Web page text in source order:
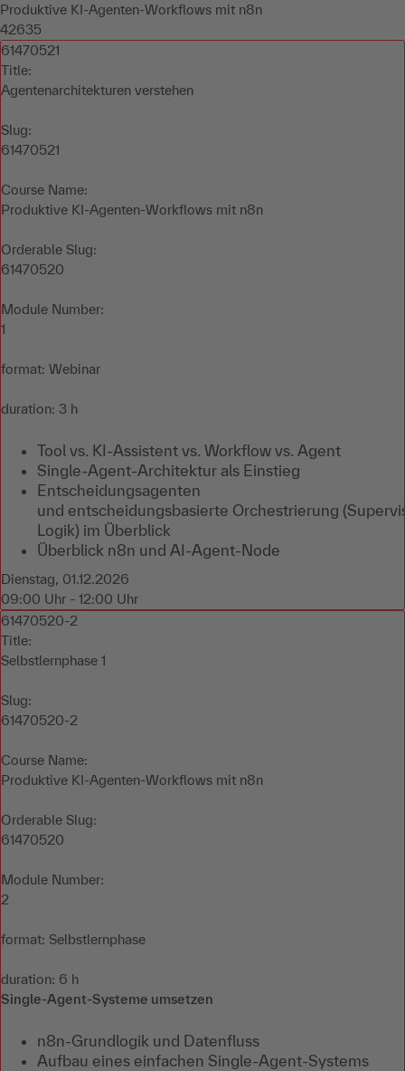
Produktive KI-Agenten-Workflows mit n8n
42635
61470521
Title:
Agentenarchitekturen verstehen
Slug:
61470521
Course Name:
Produktive KI-Agenten-Workflows mit n8n
Orderable Slug:
61470520
Module Number:
1
format: Webinar
duration: 3 h
Tool vs. KI-Assistent vs. Workflow vs. Agent
Single-Agent-Architektur als Einstieg
Entscheidungsagenten
und entscheidungsbasierte Orchestrierung
Logik) im Überblick
Überblick n8n und AI-Agent-Node
Dienstag, 01.12.2026
09:00 Uhr - 12:00 Uhr
61470520-2
Title:
Selbstlernphase 1
Slug:
61470520-2
Course Name:
Produktive KI-Agenten-Workflows mit n8n
Orderable Slug:
61470520
Module Number:
2
format: Selbstlernphase
duration: 6 h
Single-Agent-Systeme umsetzen
n8n-Grundlogik und Datenfluss
Aufbau eines einfachen Single-Agent-Systems